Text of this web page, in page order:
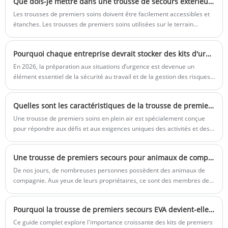
besoins médicaux ou d'urgence lors des
aventures ou catastrophes sauvages
extérieures. Kebon est un fabricant
professionnel, nous sommes prêts à vous
fournir des kits d'équipement de survie de
haute qualité, et nous vous fournirons le
meilleur service après-vente et la livraison
en temps opportun.
support: y compris l'impression en soie, le
transfert de chaleur, etc.
Les trousses de premiers soins doivent être facilement accessibles et
étanches. Les trousses de premiers soins utilisées sur le terrain
Pourquoi chaque entreprise devrait stocker des kits d'urgence en 2026
En 2026, la préparation aux situations d’urgence est devenue un
élément essentiel de la sécurité au travail et de la gestion des risques.
cas de situations inattendues. Cet article explique pourquoi chaque
entreprise devrait investir dans des kits d'urgence fiables et comment
ils améliorent la sécurité et la préparation.
Quelles sont les caractéristiques de la trousse de premiers soins Outdoor?
Une trousse de premiers soins en plein air est spécialement conçue
pour répondre aux défis et aux exigences uniques des activités et des
Une trousse de premiers secours pour animaux de compagnie ?
De nos jours, de nombreuses personnes possèdent des animaux de
compagnie. Aux yeux de leurs propriétaires, ce sont des membres de
temps, des urgences peuvent survenir à tout moment, c'est pourquoi
une trousse de premiers soins pour animaux de compagnie est
Pourquoi la trousse de premiers secours EVA devient-elle essentielle pour la préparation à la sécurité moderne à la maison, en voyage et sur le lieu de travail ?
Ce guide complet explore l'importance croissante des kits de premiers